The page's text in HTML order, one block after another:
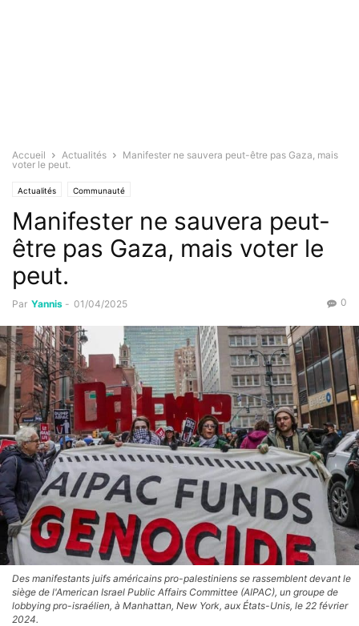
Accueil Actualités
Manifester ne sauvera peut-être pas Gaza, mais
voter le peut.
Actualités Communauté
Manifester ne sauvera peut-
être pas Gaza, mais voter le
peut.
Par Yannis - 01/04/2025 0
Des manifestants juifs américains pro-palestiniens se rassemblent devant le
siège de l'American Israel Public Affairs Committee (AIPAC), un groupe de
lobbying pro-israélien, à Manhattan, New York, aux États-Unis, le 22 février
2024.